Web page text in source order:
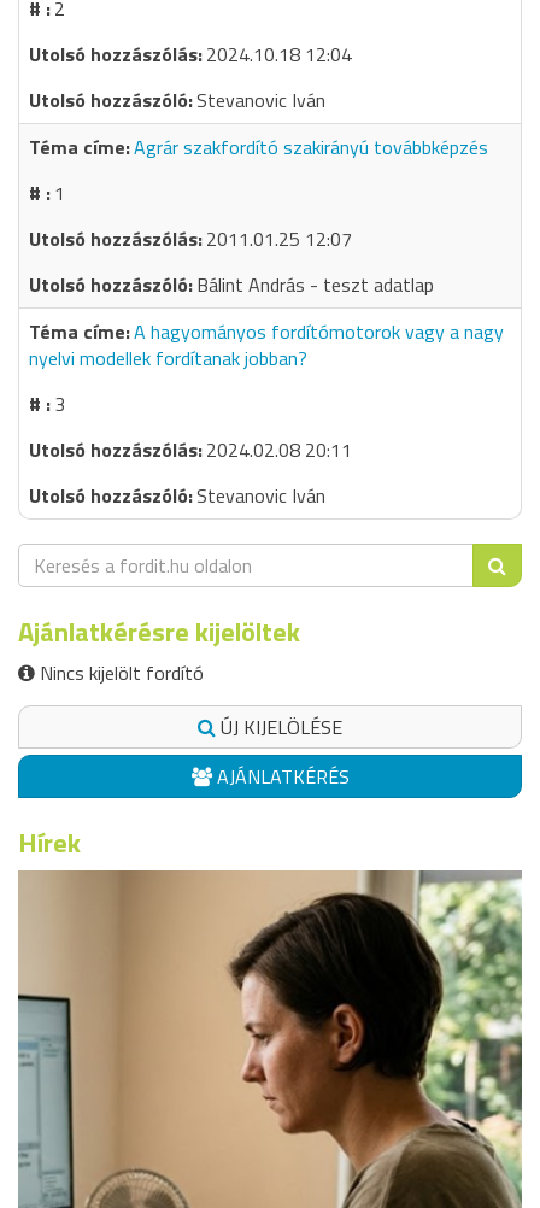
2
2024.10.18 12:04
Stevanovic Iván
Agrár szakfordító szakirányú továbbképzés
1
2011.01.25 12:07
Bálint András - teszt adatlap
A hagyományos fordítómotorok vagy a nagy
nyelvi modellek fordítanak jobban?
3
2024.02.08 20:11
Stevanovic Iván
Ajánlatkérésre kijelöltek
Nincs kijelölt fordító
ÚJ KIJELÖLÉSE
AJÁNLATKÉRÉS
Hírek